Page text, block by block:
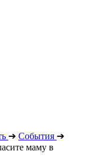
➔ События ➔
маму в